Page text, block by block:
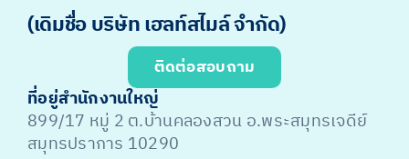
(เดิมชื่อ บริษัท เฮลท์สไมล์ จำกัด)
ติดต่อสอบถาม
ที่อยู่สำนักงานใหญ่
899/17 หมู่ 2 ต.บ้านคลองสวน อ.พระสมุทรเจดีย์
สมุทรปราการ 10290